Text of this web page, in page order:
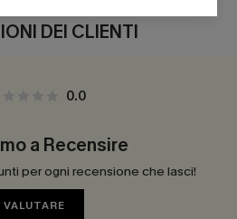
DEI CLIENTI
0.0
a Recensire
per ogni recensione che lasci!
VALUTARE